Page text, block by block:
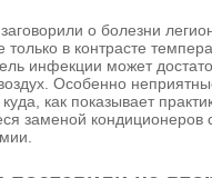
о болезни
только в контрасте
инфекции может
Особенно
как показывает
заменой кондиционеров